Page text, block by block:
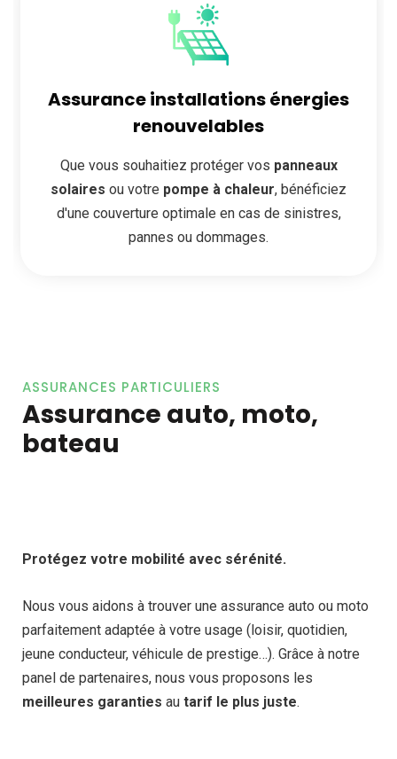
Assurance installations énergies
renouvelables
Que vous souhaitiez protéger vos panneaux
solaires ou votre pompe à chaleur, bénéficiez
d'une couverture optimale en cas de sinistres,
pannes ou dommages.
ASSURANCES PARTICULIERS
Assurance auto, moto,
bateau
Protégez votre mobilité avec sérénité.
Nous vous aidons à trouver une assurance auto ou moto
parfaitement adaptée à votre usage (loisir, quotidien,
jeune conducteur, véhicule de prestige…). Grâce à notre
panel de partenaires, nous vous proposons les
meilleures garanties au tarif le plus juste.